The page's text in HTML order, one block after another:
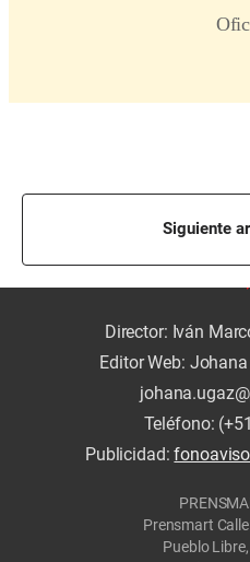
Siguiente
Director: Iván
Editor Web:
Teléfono:
Publicidad:
Prensmart
Pueblo